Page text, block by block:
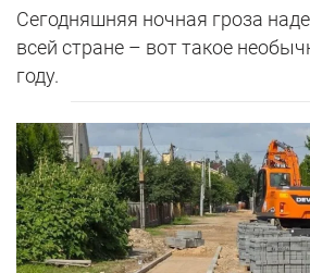
Сегодняшняя ночная гроза
всей стране – вот такое
году.